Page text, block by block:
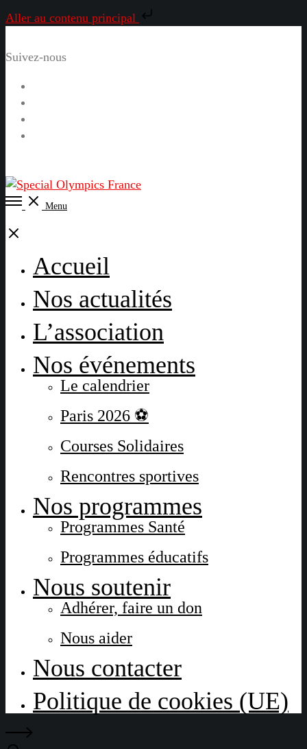
Aller au contenu principal
Suivez-nous
Open
Menu
Close
Accueil
Nos actualités
L’association
Nos événements
Le calendrier
Paris 2026 ⚽
Courses Solidaires
Rencontres sportives
Nos programmes
Programmes Santé
Programmes éducatifs
Nous soutenir
Adhérer, faire un don
Nous aider
Nous contacter
Politique de cookies (UE)